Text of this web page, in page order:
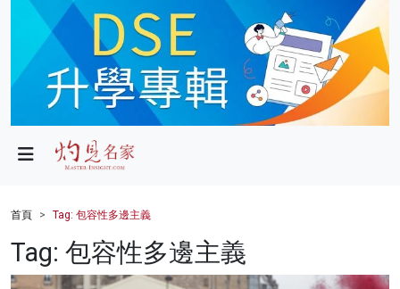
政局
財經
健康
首頁 Tag: 包容性多邊主義
Tag: 包容性多邊主義